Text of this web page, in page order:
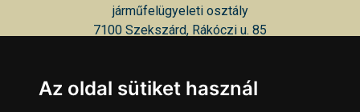
járműfelügyeleti osztály
7100 Szekszárd, Rákóczi u. 85
Minden jog fenntartva © 2002 - 2026 Szeki.hu
Az oldal sütiket használ